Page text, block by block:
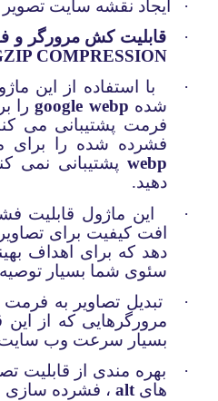
·
ایجاد نقشه سایت تصویر
·
قابلیت کش مرورگر و
COMPRESSION
·
با استفاده از این
شده google webpرا
فرمت پشتیبانی می
فشرده شده را برای
webp پشتیبانی نمی
دهید.
·
این ماژول قابلیت
افت کیفیت برای
دهد که برای اهداف
سئوی شما بسیار
·
تبدیل تصاویر به فرمت
مرورگرهایی که از این
بسیار سرعت وب سایت
·
بهره مندی از قابلیت
هایalt ، فشرده سازی